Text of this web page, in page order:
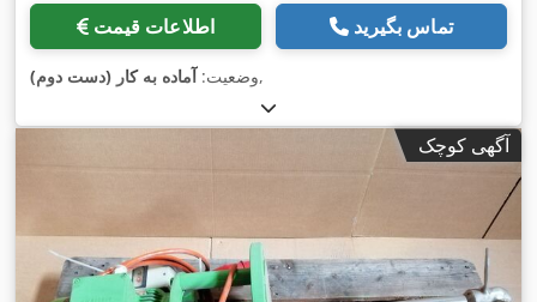
اطلاعات قیمت تماس بگیرید
وضعیت: آماده به کار (دست دوم) ,
آگهی کوچک